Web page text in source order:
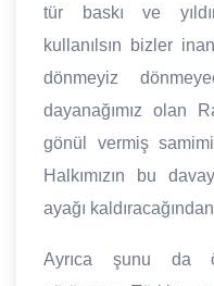
tür baskı ve
kullanılsın bizler
dönmeyiz
dayanağımız olan
gönül vermiş
Halkımızın bu
ayağı
Ayrıca şunu da